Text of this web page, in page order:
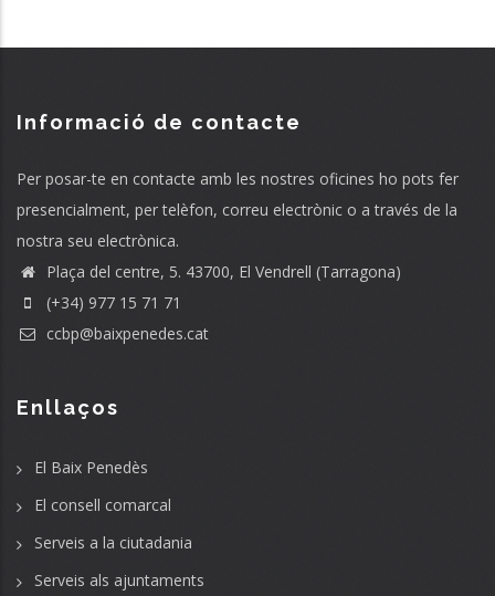
Informació de contacte
Per posar-te en contacte amb les nostres oficines ho pots fer
presencialment, per telèfon, correu electrònic o a través de la
nostra seu electrònica.
Plaça del centre, 5. 43700, El Vendrell (Tarragona)
(+34) 977 15 71 71
ccbp@baixpenedes.cat
Enllaços
El Baix Penedès
El consell comarcal
Serveis a la ciutadania
Serveis als ajuntaments